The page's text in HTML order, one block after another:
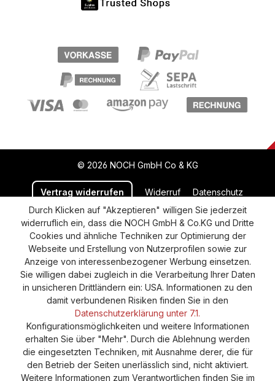
© 2026 NOCH GmbH Co & KG
Vertrag widerrufen Widerruf Datenschutz
Versand und Zahlung AGB
Impressum
Cookie-Einstellungen
Barrierefreiheitserklärung
Durch Klicken auf "Akzeptieren" willigen Sie jederzeit
widerruflich ein, dass die NOCH GmbH & Co.KG und Dritte
Cookies und ähnliche Techniken zur Optimierung der
Webseite und Erstellung von Nutzerprofilen sowie zur
Anzeige von interessenbezogener Werbung einsetzen.
Sie willigen dabei zugleich in die Verarbeitung Ihrer Daten
in unsicheren Drittländern ein: USA. Informationen zu den
damit verbundenen Risiken finden Sie in den
Datenschutzerklärung unter 7.1.
Konfigurationsmöglichkeiten und weitere Informationen
erhalten Sie über "Mehr". Durch die Ablehnung werden
die eingesetzten Techniken, mit Ausnahme derer, die für
den Betrieb der Seiten unerlässlich sind, nicht aktiviert.
Weitere Informationen zum Verantwortlichen finden Sie im